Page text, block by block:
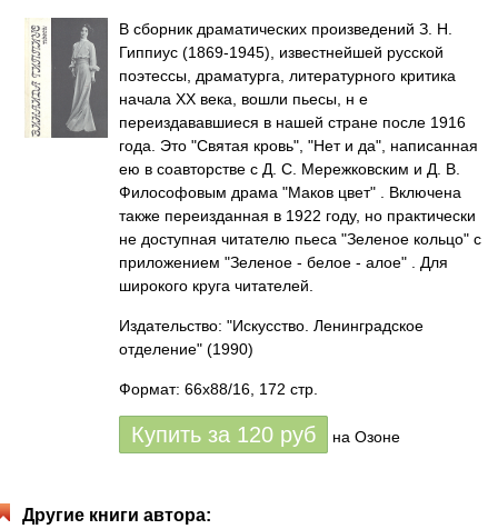
В сборник драматических произведений З. Н.
Гиппиус (1869-1945), известнейшей русской
поэтессы, драматурга, литературного критика
начала XX века, вошли пьесы, н e
переиздававшиеся в нашей стране после 1916
года. Это "Святая кровь", "Нет и да", написанная
ею в соавторстве с Д. С. Мережковским и Д. В.
Философовым драма "Маков цвет" . Включена
также переизданная в 1922 году, но практически
не доступная читателю пьеса "Зеленое кольцо" с
приложением "Зеленое - белое - алое" . Для
широкого круга читателей.
Издательство: "Искусство. Ленинградское
отделение" (1990)
Формат: 66x88/16, 172 стр.
Купить за 120 руб на Озоне
Другие книги автора: